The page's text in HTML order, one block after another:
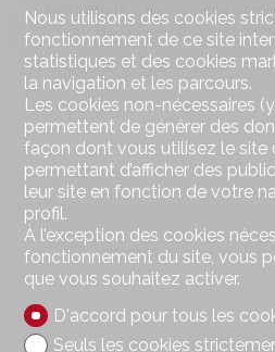
potentiels, plus vous aurez
aurez de chance de rester
plus vous aurez
prix élevé.
Publié le
Nous utilisons des cookies
fonctionnement de ce site
statistiques et des cookies
la navigation et les parcours.
Les cookies non-nécessaires
permettent de générer des
façon dont vous utilisez le site
permettant d’afficher des
leur site en fonction de votre
profil.
À l’exception des cookies
fonctionnement du site, vous
que vous souhaitez activer.
D'accord pour tous les
Seuls les cookies